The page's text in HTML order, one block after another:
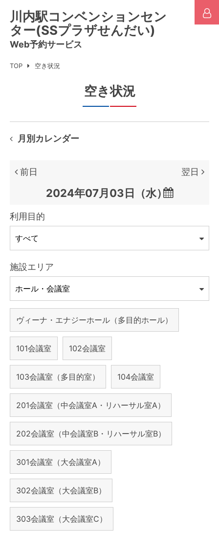
川内駅コンベンションセン
ター(SSプラザせんだい)
Web予約サービス
TOP 空き状況
空き状況
月別カレンダー
前日

翌日
利用目的
施設エリア
ヴィーナ・エナジーホール（多目的ホール）
101会議室 102会議室
103会議室（多目的室） 104会議室
201会議室（中会議室A・リハーサル室A）
202会議室（中会議室B・リハーサル室B）
301会議室（大会議室A）
302会議室（大会議室B）
303会議室（大会議室C）